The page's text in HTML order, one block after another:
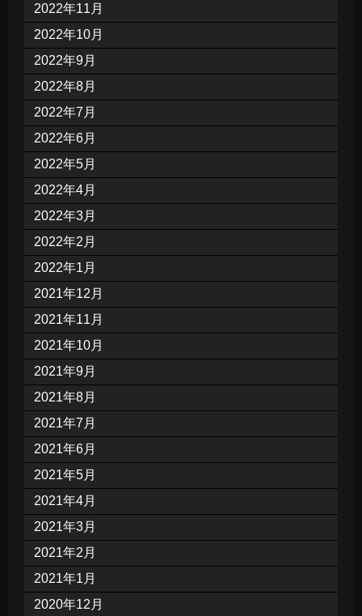
2022年11月
2022年10月
2022年9月
2022年8月
2022年7月
2022年6月
2022年5月
2022年4月
2022年3月
2022年2月
2022年1月
2021年12月
2021年11月
2021年10月
2021年9月
2021年8月
2021年7月
2021年6月
2021年5月
2021年4月
2021年3月
2021年2月
2021年1月
2020年12月